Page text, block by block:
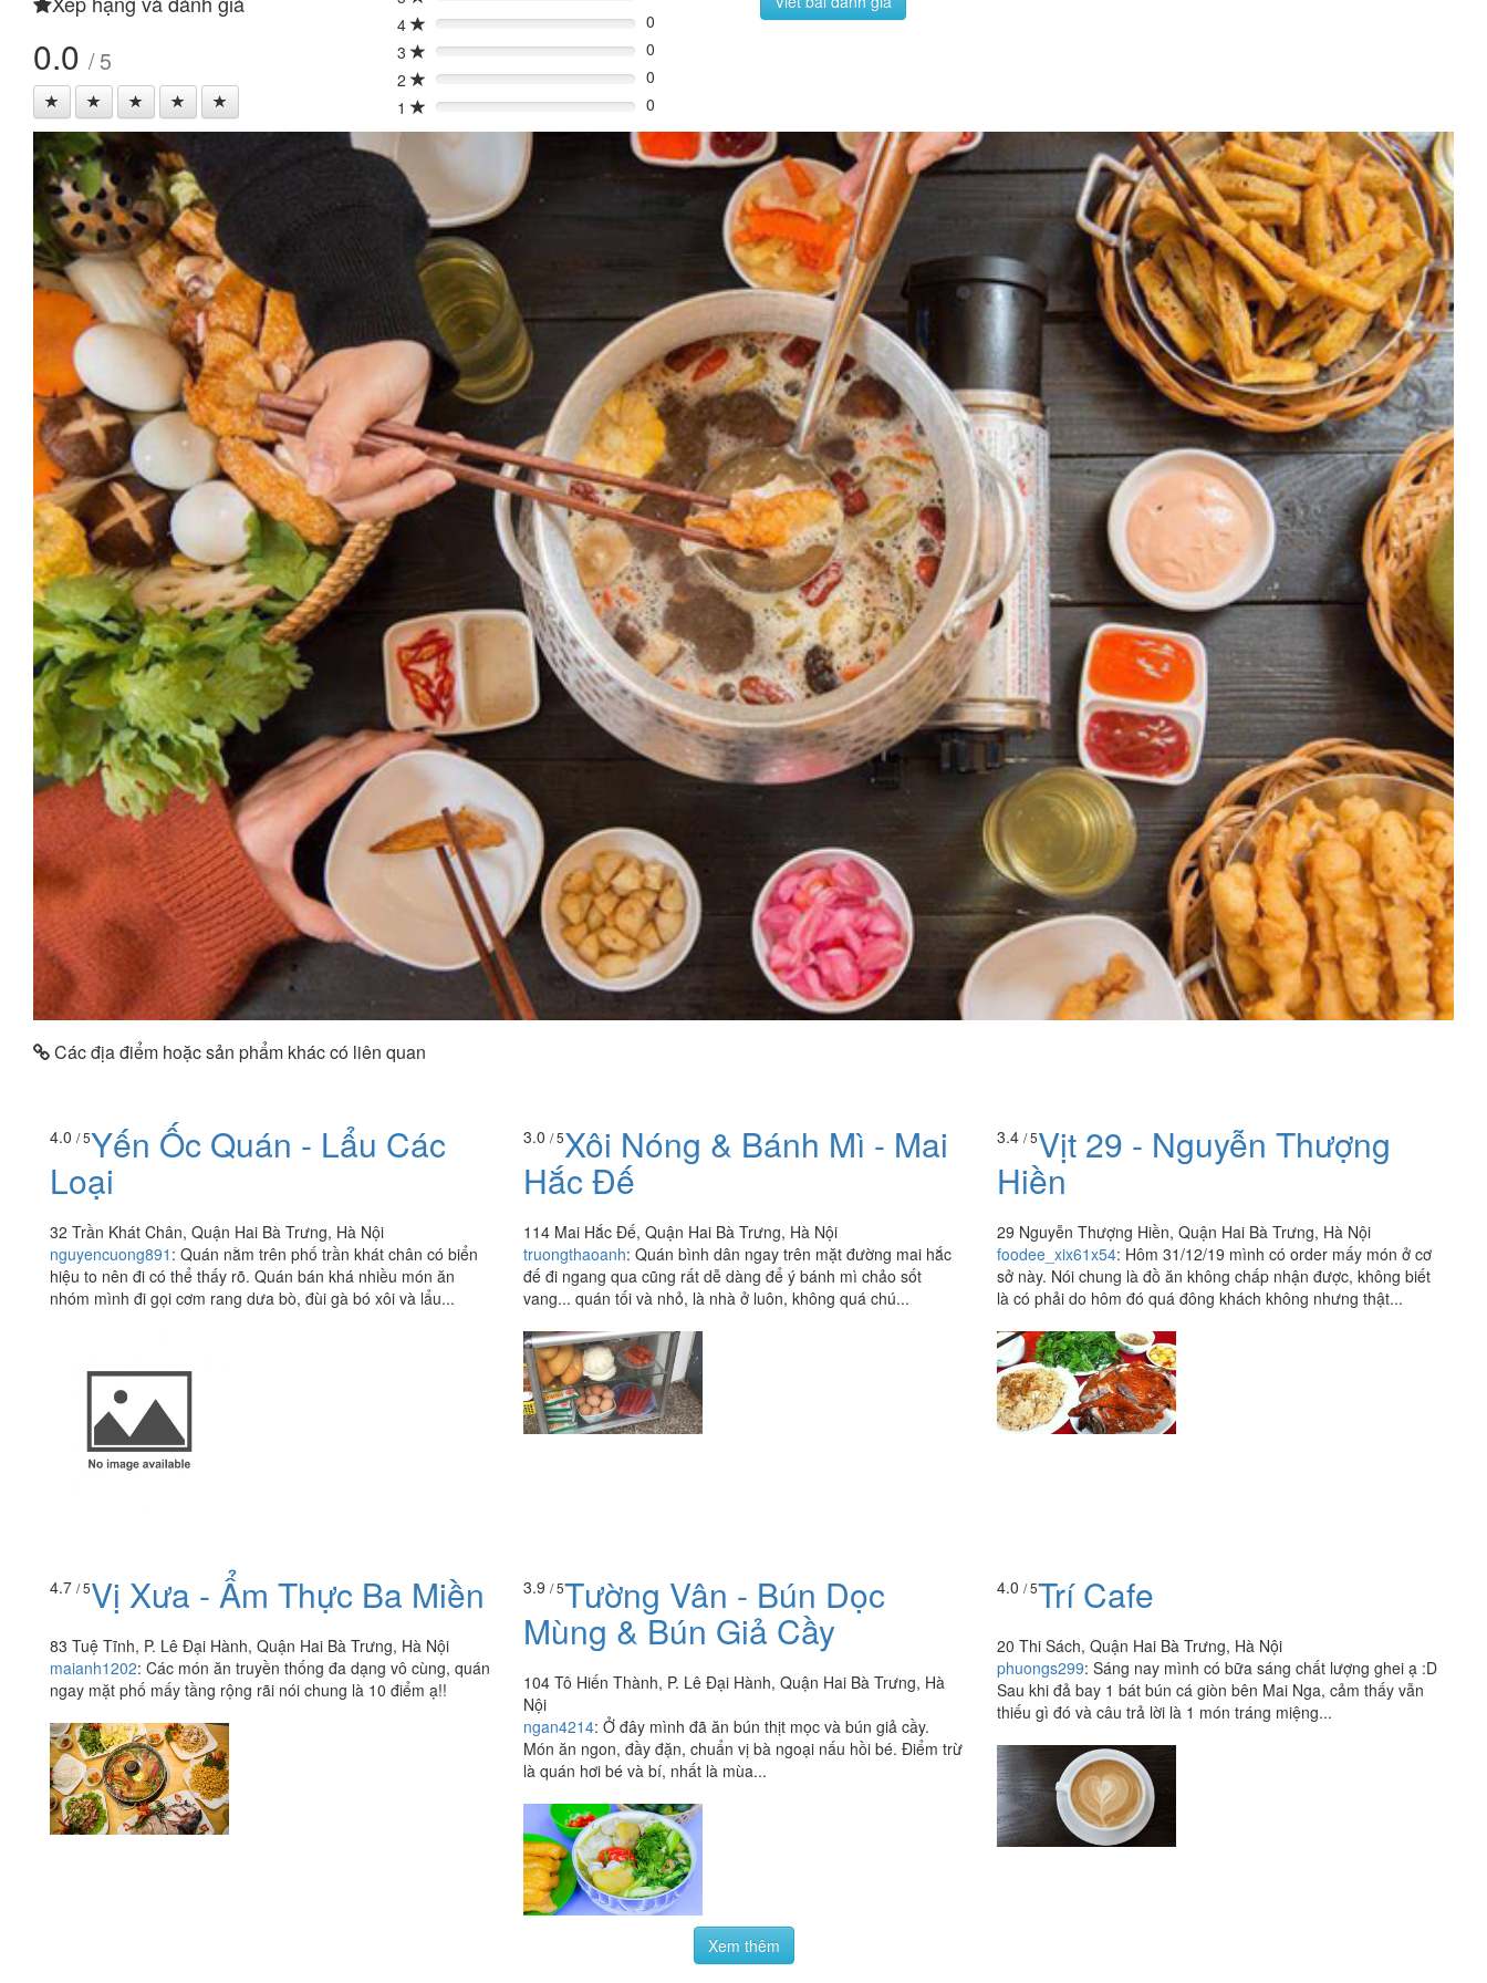
0.0 / 5
4
0%
0
3
0%
0
2
0%
0
1
0% 0
Các địa điểm hoặc sản phẩm khác có liên quan
4.0 / 5Yến Ốc Quán - Lẩu Các
Loại
32 Trần Khát Chân, Quận Hai Bà Trưng, Hà Nội
nguyencuong891 : Quán nằm trên phố trần khát chân có biển
hiệu to nên đi có thể thấy rõ. Quán bán khá nhiều món ăn
nhóm mình đi gọi cơm rang dưa bò, đùi gà bó xôi và lẩu...
3.0 / 5Xôi Nóng & Bánh Mì - Mai
Hắc Đế
114 Mai Hắc Đế, Quận Hai Bà Trưng, Hà Nội
truongthaoanh: Quán bình dân ngay trên mặt đường mai hắc
đế đi ngang qua cũng rất dễ dàng để ý bánh mì chảo sốt
vang... quán tối và nhỏ, là nhà ở luôn, không quá chú...
3.4 / 5Vịt 29 - Nguyễn Thượng
Hiền
29 Nguyễn Thượng Hiền, Quận Hai Bà Trưng, Hà Nội
foodee_xix61x54: Hôm 31/12/19 mình có order mấy món ở cơ
sở này. Nói chung là đồ ăn không chấp nhận được, không biết
là có phải do hôm đó quá đông khách không nhưng thật...
4.7 / 5Vị Xưa - Ẩm Thực Ba Miền
83 Tuệ Tĩnh, P. Lê Đại Hành, Quận Hai Bà Trưng, Hà Nội
maianh1202: Các món ăn truyền thống đa dạng vô cùng, quán
ngay mặt phố mấy tầng rộng rãi nói chung là 10 điểm ạ!!
3.9 / 5Tường Vân - Bún Dọc
Mùng & Bún Giả Cầy
104 Tô Hiến Thành, P. Lê Đại Hành, Quận Hai Bà Trưng, Hà
Nội
ngan4214: Ở đây mình đã ăn bún thịt mọc và bún giả cầy.
Món ăn ngon, đầy đặn, chuẩn vị bà ngoại nấu hồi bé. Điểm trừ
là quán hơi bé và bí, nhất là mùa...
4.0 / 5Trí Cafe
20 Thi Sách, Quận Hai Bà Trưng, Hà Nội
phuongs299: Sáng nay mình có bữa sáng chất lượng ghei ạ :D
Sau khi đả bay 1 bát bún cá giòn bên Mai Nga, cảm thấy vẫn
thiếu gì đó và câu trả lời là 1 món tráng miệng...
Xem thêm